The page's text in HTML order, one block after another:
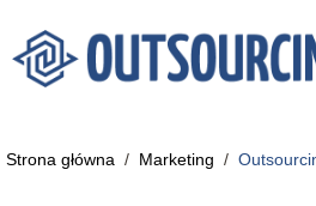
Strona główna / Marketing /